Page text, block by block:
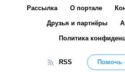
Рассылка О портале
Друзья и партнёры
Политика
RSS Помочь